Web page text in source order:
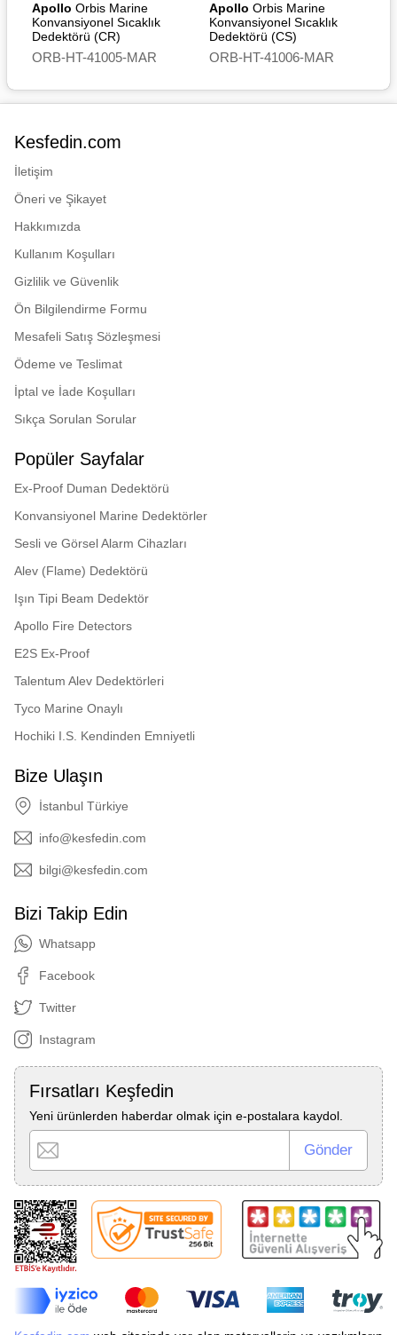
Apollo Orbis Marine
Konvansiyonel Sıcaklık
Dedektörü (CR)
ORB-HT-41005-MAR
Apollo Orbis Marine
Konvansiyonel Sıcaklık
Dedektörü (CS)
ORB-HT-41006-MAR
Kesfedin.com
İletişim
Öneri ve Şikayet
Hakkımızda
Kullanım Koşulları
Gizlilik ve Güvenlik
Ön Bilgilendirme Formu
Mesafeli Satış Sözleşmesi
Ödeme ve Teslimat
İptal ve İade Koşulları
Sıkça Sorulan Sorular
Popüler Sayfalar
Ex-Proof Duman Dedektörü
Konvansiyonel Marine Dedektörler
Sesli ve Görsel Alarm Cihazları
Alev (Flame) Dedektörü
Işın Tipi Beam Dedektör
Apollo Fire Detectors
E2S Ex-Proof
Talentum Alev Dedektörleri
Tyco Marine Onaylı
Hochiki I.S. Kendinden Emniyetli
Bize Ulaşın
İstanbul Türkiye
info@kesfedin.com
bilgi@kesfedin.com
Bizi Takip Edin
Whatsapp
Facebook
Twitter
Instagram
Fırsatları Keşfedin
Yeni ürünlerden haberdar olmak için e-postalara kaydol.